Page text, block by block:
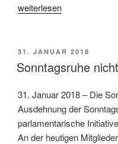
«Arbeitsgesetz:
muss
geschützt
weiterlesen
VERÖFFENTLICHT
AM
31. JANUAR 2018
Sonntagsruhe
31. Januar 2018 – Die
Ausdehnung der
parlamentarische
An der heutigen